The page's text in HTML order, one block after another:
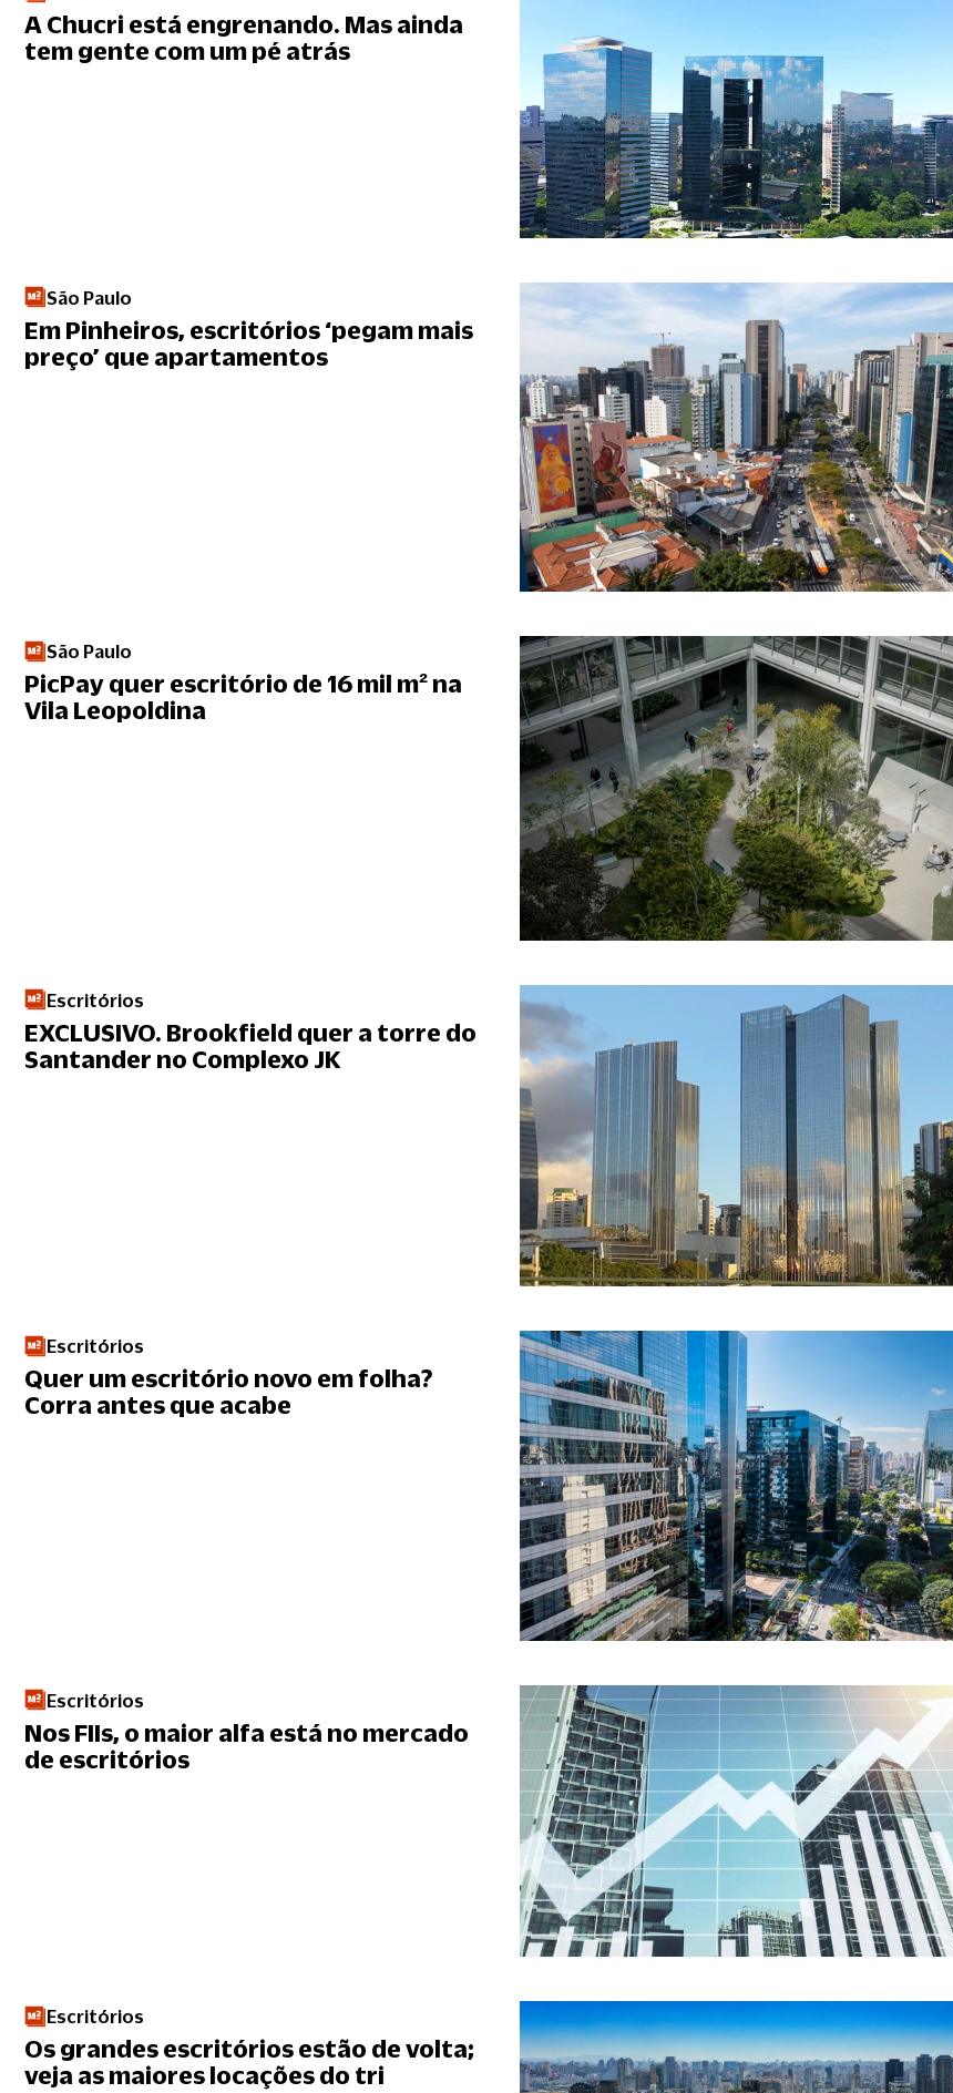
A Chucri está engrenando. Mas ainda
tem gente com um pé atrás
São Paulo
Em Pinheiros, escritórios ‘pegam mais
preço’ que apartamentos
São Paulo
PicPay quer escritório de 16 mil m² na
Vila Leopoldina
Escritórios
EXCLUSIVO. Brookfield quer a torre do
Santander no Complexo JK
Escritórios
Quer um escritório novo em folha?
Corra antes que acabe
Escritórios
Nos FIIs, o maior alfa está no mercado
de escritórios
Escritórios
Os grandes escritórios estão de volta;
veja as maiores locações do tri